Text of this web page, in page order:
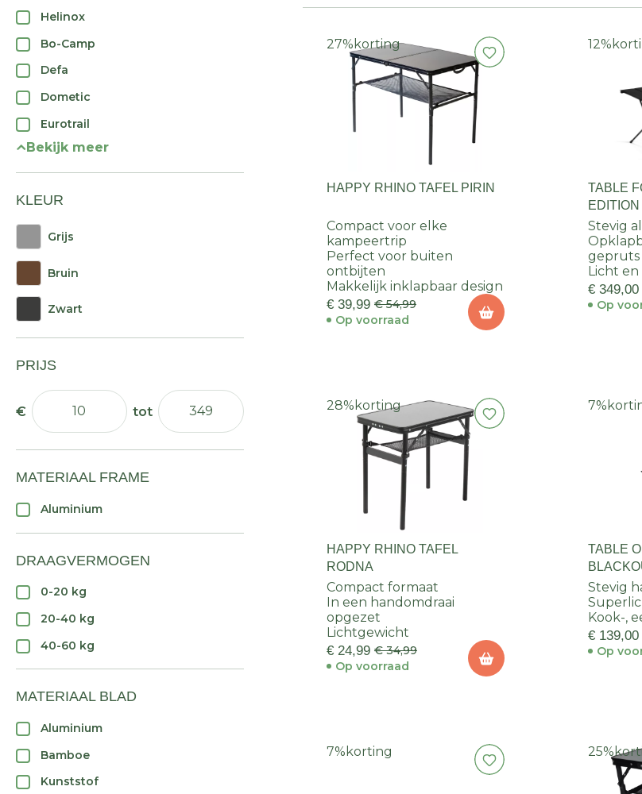
Helinox
Bo-Camp
Defa
Dometic
Eurotrail
Bekijk meer
KLEUR
Grijs
Bruin
Zwart
PRIJS
MATERIAAL FRAME
Aluminium
DRAAGVERMOGEN
0-20 kg
20-40 kg
40-60 kg
MATERIAAL BLAD
Aluminium
Bamboe
Kunststof
27% korting
HAPPY RHINO TAFEL PIRIN
Compact voor elke
kampeertrip
Perfect voor buiten
ontbijten
Makkelijk inklapbaar design
€ 39,99 € 54,99
Op voorraad
12%
TABLE
EDITION
Stevig
gepruts
Licht
€ 349,00
Op
28% korting
HAPPY RHINO TAFEL
RODNA
Compact formaat
In een handomdraai
opgezet
Lichtgewicht
€ 24,99 € 34,99
Op voorraad
7%
TABLE
MEDIUM
Stevig
Kook-,
€ 139,00
Op
7% korting 25%